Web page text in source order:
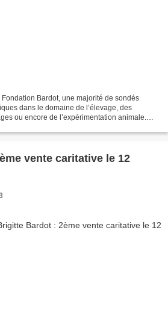
Fondation Bardot, une majorité de sondés
dans le domaine de l’élevage, des
ou encore de l’expérimentation animale.
vente caritative le 12